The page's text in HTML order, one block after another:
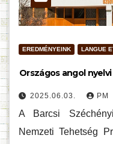
EREDMÉNYEINK LANGUE
Országos angol
2025.06.03. PM
A Barcsi
Nemzeti Tehetség